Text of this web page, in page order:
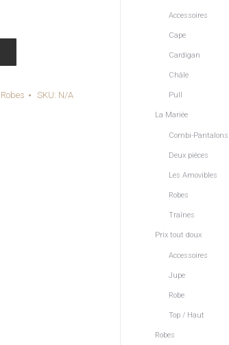
Robes SKU: N/A
Accessoires
Cape
Cardigan
Châle
Pull
La Mariée
Combi-Pantalons
Deux pièces
Les Amovibles
Robes
Traînes
Prix tout doux
Accessoires
Jupe
Robe
Top / Haut
Robes